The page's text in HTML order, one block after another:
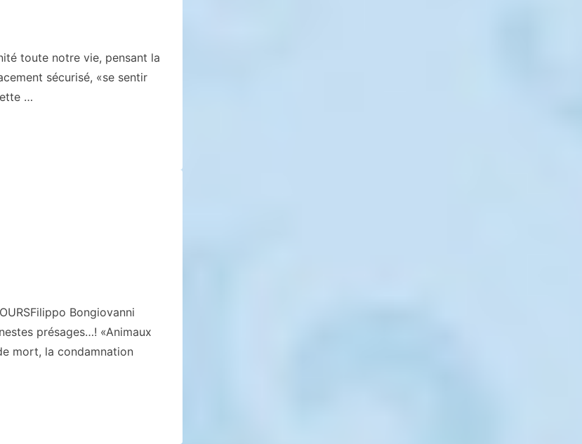
toute notre vie, pensant la
sécurisé, «se sentir
…
Bongiovanni
présages…! «Animaux
mort, la condamnation